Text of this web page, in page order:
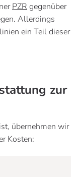
PZR gegenüber
Allerdings
ein Teil dieser
zur
übernehmen wir
Kosten: